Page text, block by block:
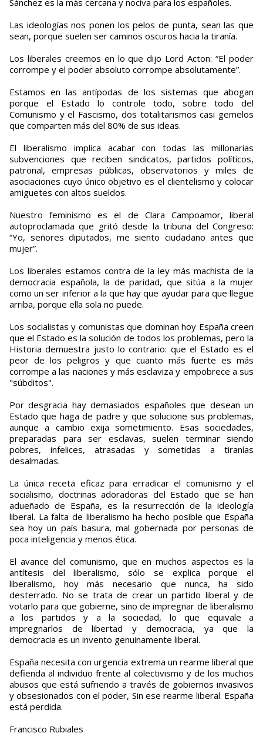
Las ideologías nos ponen los pelos de punta, sean las que
sean, porque suelen ser caminos oscuros hacia la tiranía.
Los liberales creemos en lo que dijo Lord Acton: “El poder
corrompe y el poder absoluto corrompe absolutamente”.
Estamos en las antípodas de los sistemas que abogan
porque el Estado lo controle todo, sobre todo del
Comunismo y el Fascismo, dos totalitarismos casi gemelos
que comparten más del 80% de sus ideas.
El liberalismo implica acabar con todas las millonarias
subvenciones que reciben sindicatos, partidos políticos,
patronal, empresas públicas, observatorios y miles de
asociaciones cuyo único objetivo es el clientelismo y colocar
amiguetes con altos sueldos.
Nuestro feminismo es el de Clara Campoamor, liberal
autoproclamada que gritó desde la tribuna del Congreso:
“Yo, señores diputados, me siento ciudadano antes que
mujer”.
Los liberales estamos contra de la ley más machista de la
democracia española, la de paridad, que sitúa a la mujer
como un ser inferior a la que hay que ayudar para que llegue
arriba, porque ella sola no puede.
Los socialistas y comunistas que dominan hoy España creen
que el Estado es la solución de todos los problemas, pero la
Historia demuestra justo lo contrario: que el Estado es el
peor de los peligros y que cuanto más fuerte es más
corrompe a las naciones y más esclaviza y empobrece a sus
"súbditos".
Por desgracia hay demasiados españoles que desean un
Estado que haga de padre y que solucione sus problemas,
aunque a cambio exija sometimiento. Esas sociedades,
preparadas para ser esclavas, suelen terminar siendo
pobres, infelices, atrasadas y sometidas a tiranías
desalmadas.
La única receta eficaz para erradicar el comunismo y el
socialismo, doctrinas adoradoras del Estado que se han
adueñado de España, es la resurrección de la ideología
liberal. La falta de liberalismo ha hecho posible que España
sea hoy un país basura, mal gobernada por personas de
poca inteligencia y menos ética.
El avance del comunismo, que en muchos aspectos es la
antítesis del liberalismo, sólo se explica porque el
liberalismo, hoy más necesario que nunca, ha sido
desterrado. No se trata de crear un partido liberal y de
votarlo para que gobierne, sino de impregnar de liberalismo
a los partidos y a la sociedad, lo que equivale a
impregnarlos de libertad y democracia, ya que la
democracia es un invento genuinamente liberal.
España necesita con urgencia extrema un rearme liberal que
defienda al individuo frente al colectivismo y de los muchos
abusos que está sufriendo a través de gobiernos invasivos
y obsesionados con el poder, Sin ese rearme liberal. España
está perdida.
Francisco Rubiales